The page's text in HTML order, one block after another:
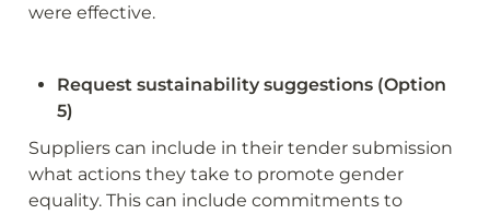
were effective.
Request sustainability suggestions (Option
5)
Suppliers can include in their tender submission
what actions they take to promote gender
equality. This can include commitments to